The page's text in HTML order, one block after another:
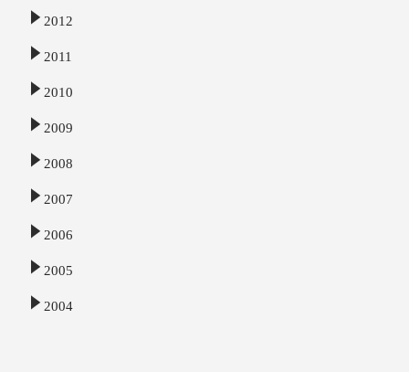
2012
2011
2010
2009
2008
2007
2006
2005
2004